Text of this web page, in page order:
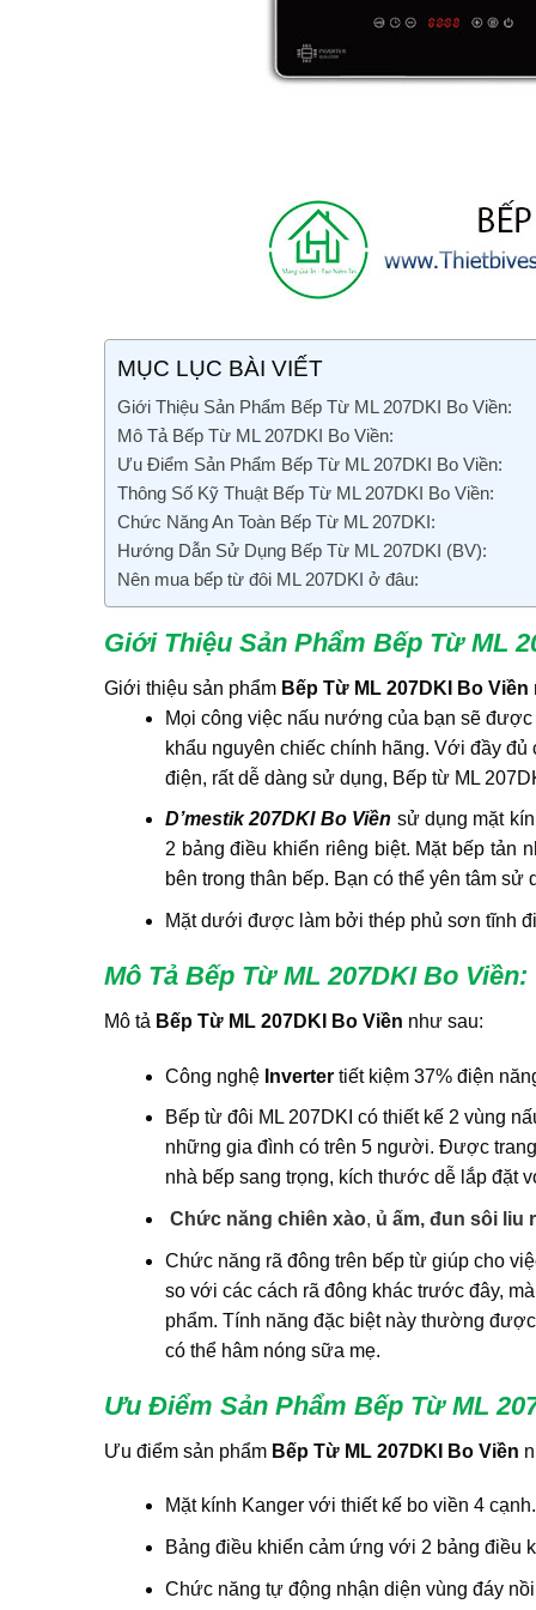
MỤC LỤC BÀI VIẾT
Giới Thiệu Sản Phẩm Bếp Từ ML 207DKI Bo Viền:
Mô Tả Bếp Từ ML 207DKI Bo Viền:
Ưu Điểm Sản Phẩm Bếp Từ ML 207DKI Bo Viền:
Thông Số Kỹ Thuật Bếp Từ ML 207DKI Bo Viền:
Chức Năng An Toàn Bếp Từ ML 207DKI:
Hướng Dẫn Sử Dụng Bếp Từ ML 207DKI (BV):
Nên mua bếp từ đôi ML 207DKI ở đâu:
Giới Thiệu Sản Phẩm Bếp Từ ML
Giới thiệu sản phẩm Bếp Từ ML 207DKI Bo Viền
Mọi công việc nấu nướng của bạn sẽ
khẩu nguyên chiếc chính hãng. Với đầy
điện, rất dễ dàng sử dụng, Bếp từ ML
D’mestik 207DKI Bo Viền sử dụng mặt
2 bảng điều khiển riêng biệt. Mặt bếp tản
bên trong thân bếp. Bạn có thể yên tâm
Mặt dưới được làm bởi thép phủ sơn tĩnh
Mô Tả Bếp Từ ML 207DKI Bo Viền:
Mô tả Bếp Từ ML 207DKI Bo Viền như sau:
Công nghệ Invertertiết kiệm 37% điện
Bếp từ đôi ML 207DKI có thiết kế 2 vùng
những gia đình có trên 5 người. Được
nhà bếp sang trọng, kích thước dễ lắp đặt
Chức năng chiên xào, ủ ấm, đun sôi liu
Chức năng rã đông trên bếp từ giúp cho
so với các cách rã đông khác trước đây,
phẩm. Tính năng đặc biệt này thường
có thể hâm nóng sữa mẹ.
Ưu Điểm Sản Phẩm Bếp Từ ML
Ưu điểm sản phẩm Bếp Từ ML 207DKI Bo Viền
Mặt kính Kanger với thiết kế bo viền 4 cạnh.
Bảng điều khiển cảm ứng với 2 bảng điều
Chức năng tự động nhận diện vùng đáy